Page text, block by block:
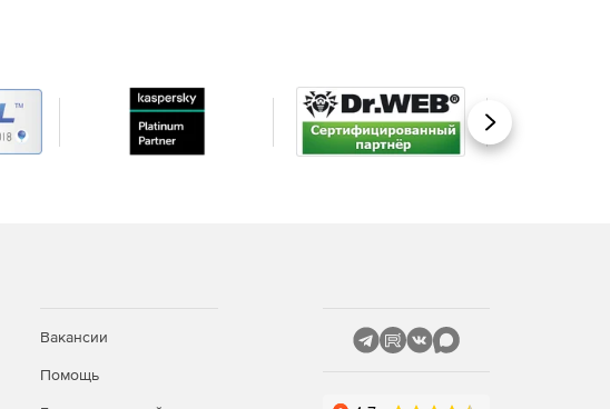
Вперед
Вакансии
Помощь